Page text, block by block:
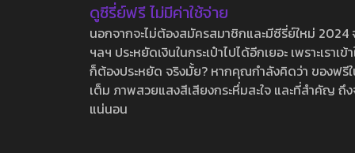
ดูซีรี่ย์ฟรี ไม่มีค่าใช้จ่าย
นอกจากจะไม่ต้องสมัครสมาชิกและมีซีรี่ย์ใหม่
ฯลฯ ประหยัดเงินในกระเป๋าไปได้อีกเยอะ เพราะเร
ก็ต้องประหยัด จริงมั้ย? หากคุณกำลังคิดว่า ของฟ
เต็ม ภาพสวยแสงสีเสียงกระหึ่มสะใจ และที่สำคัญ
แน่นอน